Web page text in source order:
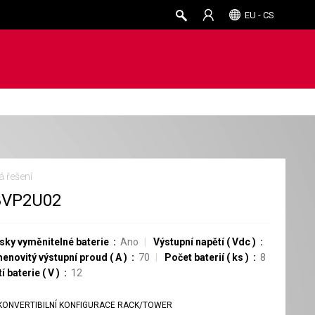
EU - CS
řešení
vyměnitelné baterie Ano Výstupní napětí(Vdc)
výstupní proud ( A) 70 Počet baterií( ks )
8
baterie (V) 12
KONFIGURACE RACK/TOWER